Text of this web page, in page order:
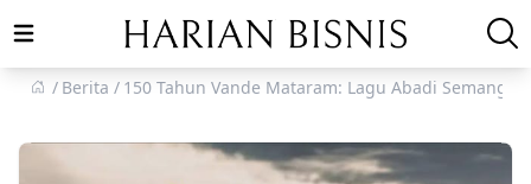
Open main menu
Berita
150 Tahun Vande Mataram: Lagu Abadi Semangat